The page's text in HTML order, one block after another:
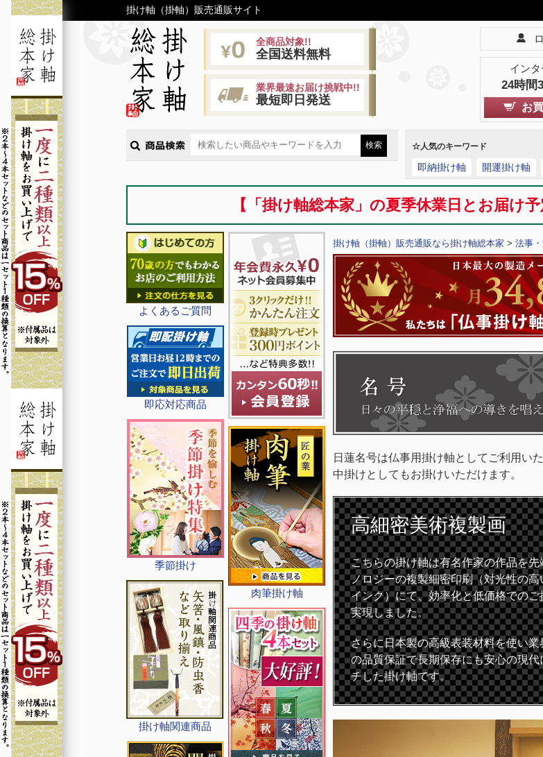
掛け軸（掛軸）販売通販サイト
全商品対象!!
全国送料無料
業界最速お届け挑戦中!!
最短即日発送
イン
24時間
お
☆人気のキーワード
即納掛け軸 開運掛け軸
【「掛け軸総本家」の夏季休業日とお届
よくあるご質問
即応対応商品
季節掛け
掛け軸関連商品
肉筆掛け軸
掛け軸（掛軸）販売通販なら掛け軸総本家 > 法事
日蓮名号は仏事用掛け軸としてご利用い
中掛けとしてもお掛けいただけます。
高細密美術複製画
こちらの掛け軸は有名作家の作品を先
ノロジーの複製細密印刷（対光性の高
インク）にて、効率化と低価格でのご
実現しました。
さらに日本製の高級表装材料を使い業
の品質保証で長期保存にも安心の現代
チした掛け軸です。